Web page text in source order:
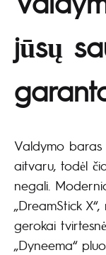
jūsų
Valdymo baras
aitvaru, todėl
negali.
„DreamStick
gerokai
„Dyneema“